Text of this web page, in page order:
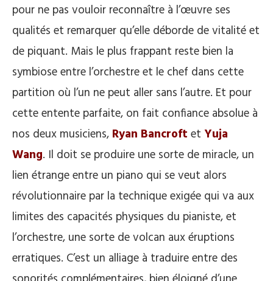
pour ne pas vouloir reconnaître à l’œuvre ses
qualités et remarquer qu’elle déborde de vitalité et
de piquant. Mais le plus frappant reste bien la
symbiose entre l’orchestre et le chef dans cette
partition où l’un ne peut aller sans l’autre. Et pour
cette entente parfaite, on fait confiance absolue à
nos deux musiciens, Ryan Bancroft et Yuja
Wang. Il doit se produire une sorte de miracle, un
lien étrange entre un piano qui se veut alors
révolutionnaire par la technique exigée qui va aux
limites des capacités physiques du pianiste, et
l’orchestre, une sorte de volcan aux éruptions
erratiques. C’est un alliage à traduire entre des